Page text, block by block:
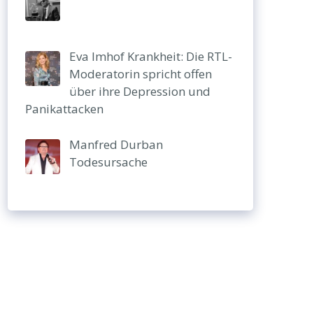
Eva Imhof Krankheit: Die RTL-
Moderatorin spricht offen
über ihre Depression und
Panikattacken
Manfred Durban
Todesursache